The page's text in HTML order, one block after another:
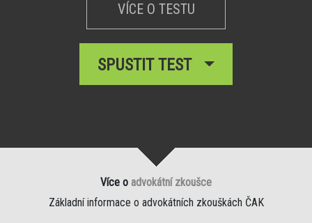
VÍCE O TESTU
SPUSTIT TEST
Více o advokátní zkoušce
Základní informace o advokátních zkouškách ČAK